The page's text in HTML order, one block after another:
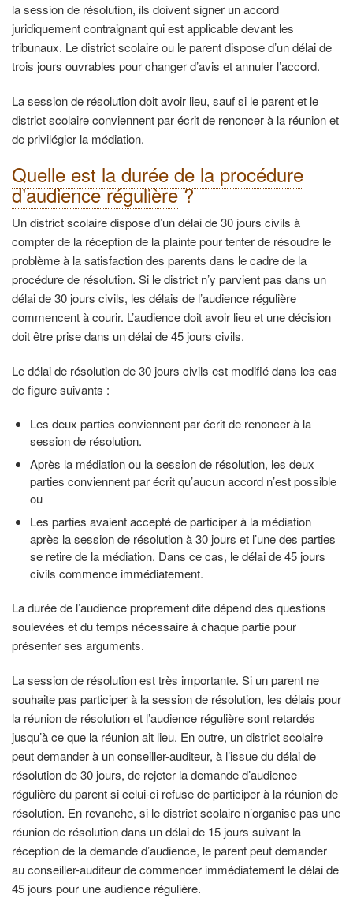
la session de résolution, ils doivent signer un accord
juridiquement contraignant qui est applicable devant les
tribunaux. Le district scolaire ou le parent dispose d’un délai de
trois jours ouvrables pour changer d’avis et annuler l’accord.
La session de résolution doit avoir lieu, sauf si le parent et le
district scolaire conviennent par écrit de renoncer à la réunion et
de privilégier la médiation.
Quelle est la durée de la procédure
d’audience régulière?
Un district scolaire dispose d’un délai de 30 jours civils à
compter de la réception de la plainte pour tenter de résoudre le
problème à la satisfaction des parents dans le cadre de la
procédure de résolution. Si le district n’y parvient pas dans un
délai de 30 jours civils, les délais de l’audience régulière
commencent à courir. L’audience doit avoir lieu et une décision
doit être prise dans un délai de 45 jours civils.
Le délai de résolution de 30 jours civils est modifié dans les cas
de figure suivants :
Les deux parties conviennent par écrit de renoncer à la
session de résolution.
Après la médiation ou la session de résolution, les deux
parties conviennent par écrit qu’aucun accord n’est possible
ou
Les parties avaient accepté de participer à la médiation
après la session de résolution à 30 jours et l’une des parties
se retire de la médiation. Dans ce cas, le délai de 45 jours
civils commence immédiatement.
La durée de l’audience proprement dite dépend des questions
soulevées et du temps nécessaire à chaque partie pour
présenter ses arguments.
La session de résolution est très importante. Si un parent ne
souhaite pas participer à la session de résolution, les délais pour
la réunion de résolution et l’audience régulière sont retardés
jusqu’à ce que la réunion ait lieu. En outre, un district scolaire
peut demander à un conseiller-auditeur, à l’issue du délai de
résolution de 30 jours, de rejeter la demande d’audience
régulière du parent si celui-ci refuse de participer à la réunion de
résolution. En revanche, si le district scolaire n’organise pas une
réunion de résolution dans un délai de 15 jours suivant la
réception de la demande d’audience, le parent peut demander
au conseiller-auditeur de commencer immédiatement le délai de
45 jours pour une audience régulière.